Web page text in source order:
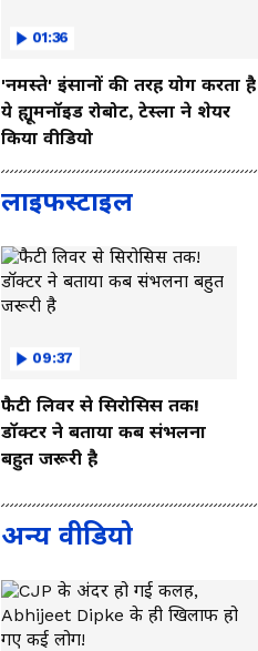
01:36
'नमस्ते' इंसानों की तरह योग करता है
ये ह्यूमनॉइड रोबोट, टेस्ला ने शेयर
किया वीडियो
लाइफस्टाइल
09:37
फैटी लिवर से सिरोसिस तक!
डॉक्टर ने बताया कब संभलना
बहुत जरूरी है
अन्य वीडियो